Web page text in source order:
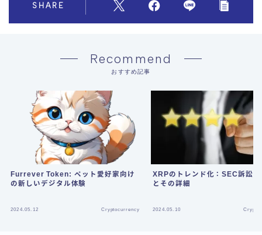
SHARE
Recommend
おすすめ記事
Furrever Token: ペット愛好家向け
の新しいデジタル体験
2024.05.12 Cryptocurrency
XRPのトレンド化：SEC訴訟の
とその詳細
2024.05.10